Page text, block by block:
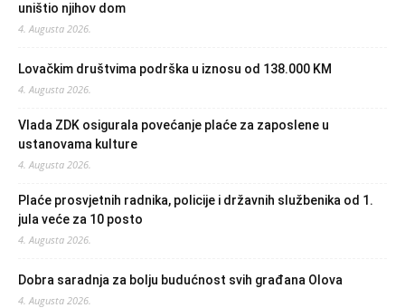
uništio njihov dom
4. Augusta 2026.
Lovačkim društvima podrška u iznosu od 138.000 KM
4. Augusta 2026.
Vlada ZDK osigurala povećanje plaće za zaposlene u
ustanovama kulture
4. Augusta 2026.
Plaće prosvjetnih radnika, policije i državnih službenika od 1.
jula veće za 10 posto
4. Augusta 2026.
Dobra saradnja za bolju budućnost svih građana Olova
4. Augusta 2026.